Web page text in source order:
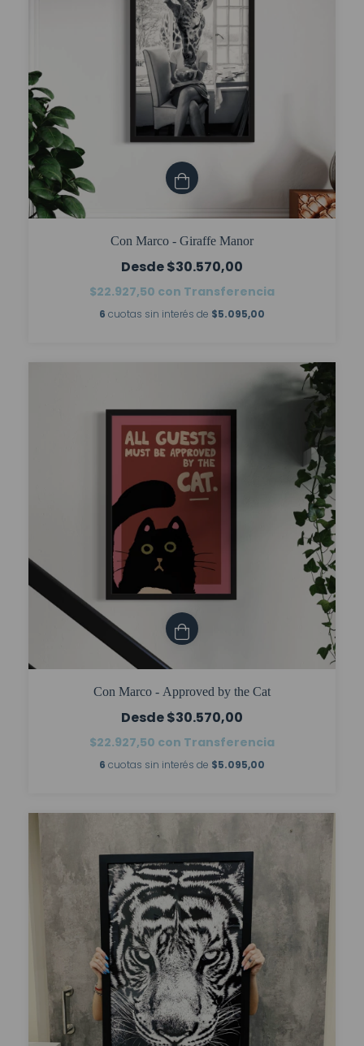
Con Marco - Giraffe Manor
$30.570,00
$22.927,50 con Transferencia
6 cuotas sin interés de $5.095,00
Con Marco - Approved by the Cat
$30.570,00
$22.927,50 con Transferencia
6 cuotas sin interés de $5.095,00